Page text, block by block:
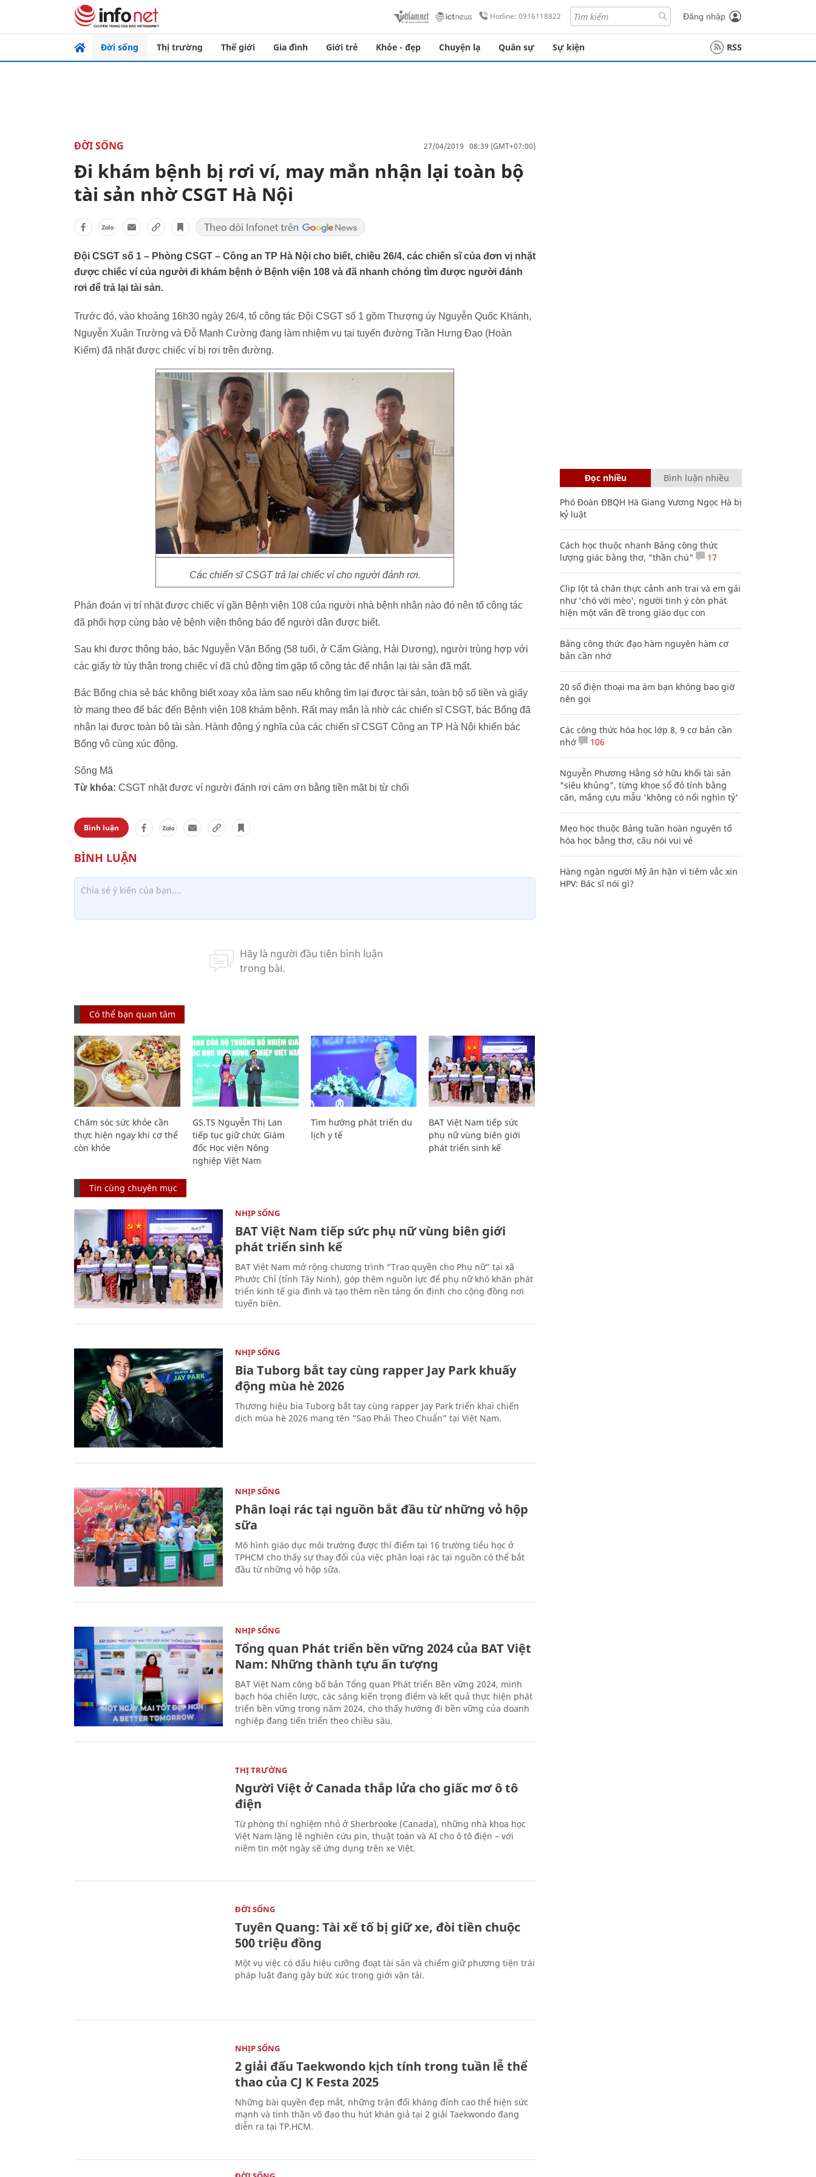
Hotline: 0916118822 Đăng nhập
Đời sống Thị trường Thế giới Gia đình Giới trẻ Khỏe - đẹp Chuyện lạ Quân sự Sự kiện RSS
ĐỜI SỐNG 27/04/2019 08:39 (GMT+07:00)
Đi khám bệnh bị rơi ví, may mắn nhận lại toàn bộ
tài sản nhờ CSGT Hà Nội
Đội CSGT số 1 – Phòng CSGT – Công an TP Hà Nội cho biết, chiều 26/4, các chiến sĩ của đơn vị nhặt
được chiếc ví của người đi khám bệnh ở Bệnh viện 108 và đã nhanh chóng tìm được người đánh
rơi để trả lại tài sản.
Trước đó, vào khoảng 16h30 ngày 26/4, tổ công tác Đội CSGT số 1 gồm Thượng úy Nguyễn Quốc Khánh,
Nguyễn Xuân Trường và Đỗ Mạnh Cường đang làm nhiệm vụ tại tuyến đường Trần Hưng Đạo (Hoàn
Kiếm) đã nhặt được chiếc ví bị rơi trên đường.
Các chiến sĩ CSGT trả lại chiếc ví cho người đánh rơi.
Phán đoán vị trí nhặt được chiếc ví gần Bệnh viện 108 của người nhà bệnh nhân nào đó nên tổ công tác
đã phối hợp cùng bảo vệ bệnh viện thông báo để người dân được biết.
Sau khi được thông báo, bác Nguyễn Văn Bổng (58 tuổi, ở Cẩm Giàng, Hải Dương), người trùng hợp với
các giấy tờ tùy thân trong chiếc ví đã chủ động tìm gặp tổ công tác để nhận lại tài sản đã mất.
Bác Bổng chia sẻ bác không biết xoay xỏa làm sao nếu không tìm lại được tài sản, toàn bộ số tiền và giấy
tờ mang theo để bác đến Bệnh viện 108 khám bệnh. Rất may mắn là nhờ các chiến sĩ CSGT, bác Bổng đã
nhận lại được toàn bộ tài sản. Hành động ý nghĩa của các chiến sĩ CSGT Công an TP Hà Nội khiến bác
Bổng vô cùng xúc động.
Sông Mã
Từ khóa: CSGT nhặt được ví người đánh rơi cám ơn bằng tiền mặt bị từ chối
Bình luận
Có thể bạn quan tâm
Chăm sóc sức khỏe cần
thực hiện ngay khi cơ thể
còn khỏe
GS.TS Nguyễn Thị Lan
tiếp tục giữ chức Giám
đốc Học viện Nông
nghiệp Việt Nam
Tìm hướng phát triển du
lịch y tế
BAT Việt Nam tiếp sức
phụ nữ vùng biên giới
phát triển sinh kế
Tin cùng chuyên mục
NHỊP SỐNG
BAT Việt Nam tiếp sức phụ nữ vùng biên giới
phát triển sinh kế
BAT Việt Nam mở rộng chương trình “Trao quyền cho Phụ nữ” tại xã
Phước Chỉ (tỉnh Tây Ninh), góp thêm nguồn lực để phụ nữ khó khăn phát
triển kinh tế gia đình và tạo thêm nền tảng ổn định cho cộng đồng nơi
tuyến biên.
NHỊP SỐNG
Bia Tuborg bắt tay cùng rapper Jay Park khuấy
động mùa hè 2026
Thương hiệu bia Tuborg bắt tay cùng rapper Jay Park triển khai chiến
dịch mùa hè 2026 mang tên "Sao Phải Theo Chuẩn” tại Việt Nam.
NHỊP SỐNG
Phân loại rác tại nguồn bắt đầu từ những vỏ hộp
sữa
Mô hình giáo dục môi trường được thí điểm tại 16 trường tiểu học ở
TPHCM cho thấy sự thay đổi của việc phân loại rác tại nguồn có thể bắt
đầu từ những vỏ hộp sữa.
NHỊP SỐNG
Tổng quan Phát triển bền vững 2024 của BAT Việt
Nam: Những thành tựu ấn tượng
BAT Việt Nam công bố bản Tổng quan Phát triển Bền vững 2024, minh
bạch hóa chiến lược, các sáng kiến trọng điểm và kết quả thực hiện phát
triển bền vững trong năm 2024, cho thấy hướng đi bền vững của doanh
nghiệp đang tiến triển theo chiều sâu.
THỊ TRƯỜNG
Người Việt ở Canada thắp lửa cho giấc mơ ô tô
điện
Từ phòng thí nghiệm nhỏ ở Sherbrooke (Canada), những nhà khoa học
Việt Nam lặng lẽ nghiên cứu pin, thuật toán và AI cho ô tô điện – với
niềm tin một ngày sẽ ứng dụng trên xe Việt.
ĐỜI SỐNG
Tuyên Quang: Tài xế tố bị giữ xe, đòi tiền chuộc
500 triệu đồng
Một vụ việc có dấu hiệu cưỡng đoạt tài sản và chiếm giữ phương tiện trái
pháp luật đang gây bức xúc trong giới vận tải.
NHỊP SỐNG
2 giải đấu Taekwondo kịch tính trong tuần lễ thể
thao của CJ K Festa 2025
Những bài quyền đẹp mắt, những trận đối kháng đỉnh cao thể hiện sức
mạnh và tinh thần võ đạo thu hút khán giả tại 2 giải Taekwondo đang
diễn ra tại TP.HCM.
Đọc nhiều Bình luận nhiều
Phó Đoàn ĐBQH Hà Giang Vương Ngọc Hà bị
kỷ luật
Cách học thuộc nhanh Bảng công thức
lượng giác bằng thơ, "thần chú"
17
Clip lột tả chân thực cảnh anh trai và em gái
như 'chó với mèo', người tinh ý còn phát
hiện một vấn đề trong giáo dục con
Bảng công thức đạo hàm nguyên hàm cơ
bản cần nhớ
20 số điện thoại ma ám bạn không bao giờ
nên gọi
Các công thức hóa học lớp 8, 9 cơ bản cần
nhớ
106
Nguyễn Phương Hằng sở hữu khối tài sản
"siêu khủng", từng khoe sổ đỏ tính bằng
cân, mắng cựu mẫu 'không có nổi nghìn tỷ'
Mẹo học thuộc Bảng tuần hoàn nguyên tố
hóa học bằng thơ, câu nói vui vẻ
Hàng ngàn người Mỹ ân hận vì tiêm vắc xin
HPV: Bác sĩ nói gì?